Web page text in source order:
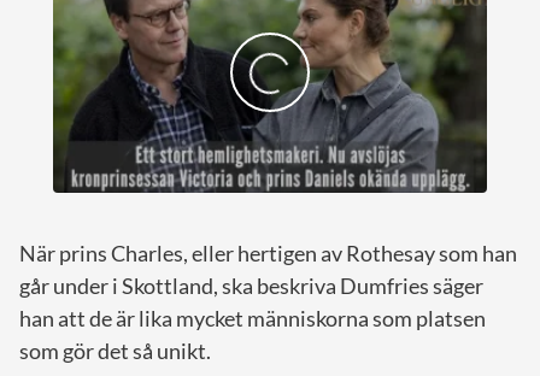
När prins Charles, eller hertigen av Rothesay som han
går under i Skottland, ska beskriva Dumfries säger
han att de är lika mycket människorna som platsen
som gör det så unikt.